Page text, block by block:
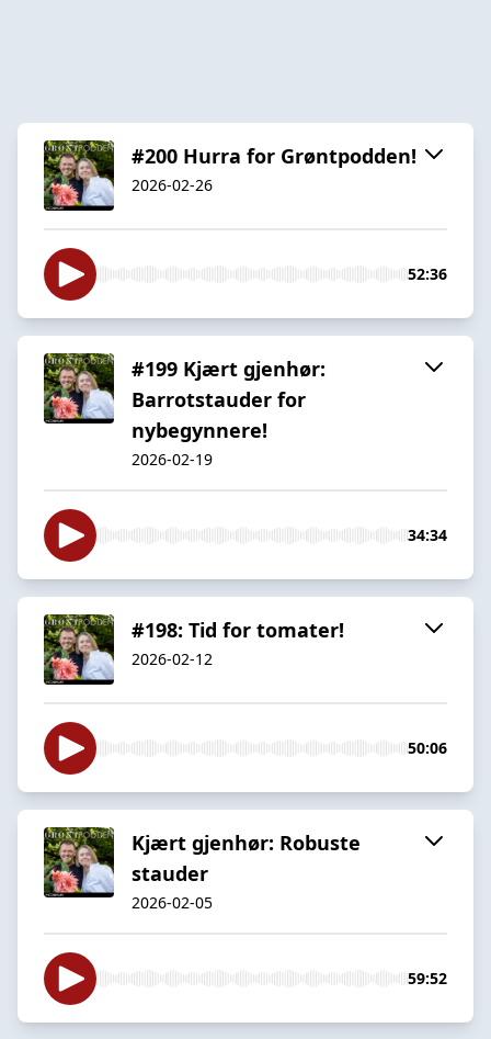
#200 Hurra for Grøntpodden!
2026-02-26
52:36
#199 Kjært gjenhør:
Barrotstauder for
nybegynnere!
2026-02-19
34:34
#198: Tid for tomater!
2026-02-12
50:06
Kjært gjenhør: Robuste
stauder
2026-02-05
59:52